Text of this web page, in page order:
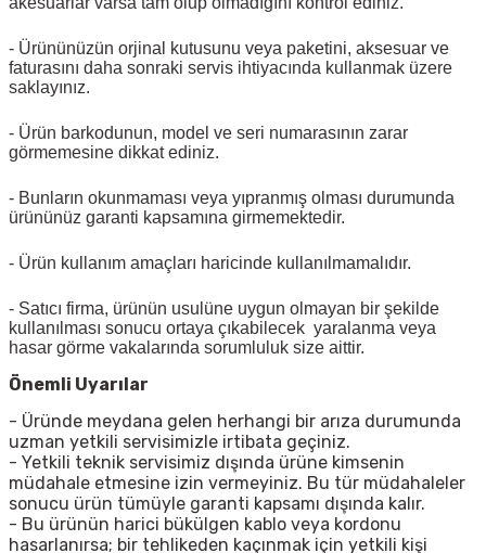
- Ürününüzün orjinal kutusunu veya paketini, aksesuar ve
faturasını daha sonraki servis ihtiyacında kullanmak üzere
saklayınız.
- Ürün barkodunun, model ve seri numarasının zarar
görmemesine dikkat ediniz.
- Bunların okunmaması veya yıpranmış olması durumunda
ürününüz garanti kapsamına girmemektedir.
- Ürün kullanım amaçları haricinde kullanılmamalıdır.
- Satıcı firma, ürünün usulüne uygun olmayan bir şekilde
kullanılması sonucu ortaya çıkabilecek yaralanma veya
hasar görme vakalarında sorumluluk size aittir.
Önemli Uyarılar
- Üründe meydana gelen herhangi bir arıza durumunda
uzman yetkili servisimizle irtibata geçiniz.
- Yetkili teknik servisimiz dışında ürüne kimsenin
müdahale etmesine izin vermeyiniz. Bu tür müdahaleler
sonucu ürün tümüyle garanti kapsamı dışında kalır.
- Bu ürünün harici bükülgen kablo veya kordonu
hasarlanırsa; bir tehlikeden kaçınmak için yetkili kişi